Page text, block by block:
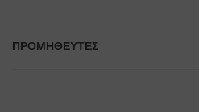
ΠΡΟΜΗΘΕΥΤΕΣ